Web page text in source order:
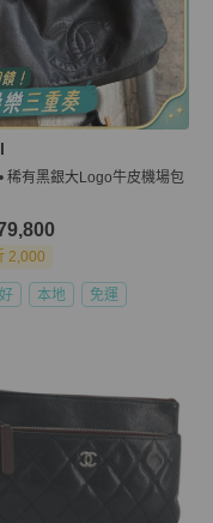
稀有黑銀大Logo牛皮機場包
2,000
本地 免運